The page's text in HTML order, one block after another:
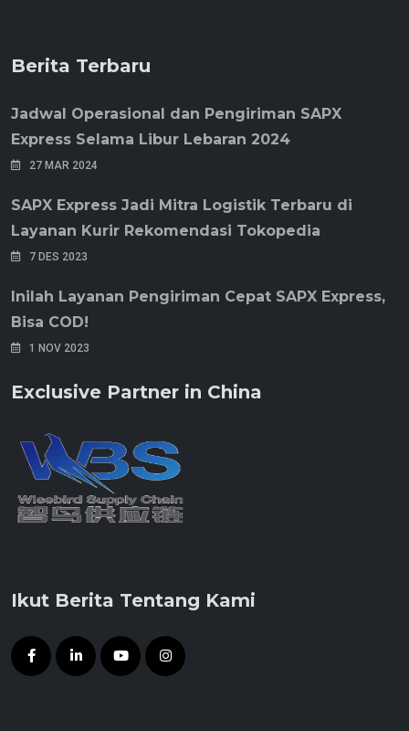
Berita Terbaru
Jadwal Operasional dan Pengiriman SAPX
Express Selama Libur Lebaran 2024
27 MAR 2024
SAPX Express Jadi Mitra Logistik Terbaru di
Layanan Kurir Rekomendasi Tokopedia
7 DES 2023
Inilah Layanan Pengiriman Cepat SAPX Express,
Bisa COD!
1 NOV 2023
Exclusive Partner in China
Ikut Berita Tentang Kami